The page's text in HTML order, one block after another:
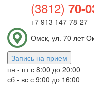
(3812) 70-
+7 913 147-78-27
Омск, ул. 70 лет
Запись на прием
пн - пт с 8:00 до 20:00
сб - вс с 9:00 до 16:00